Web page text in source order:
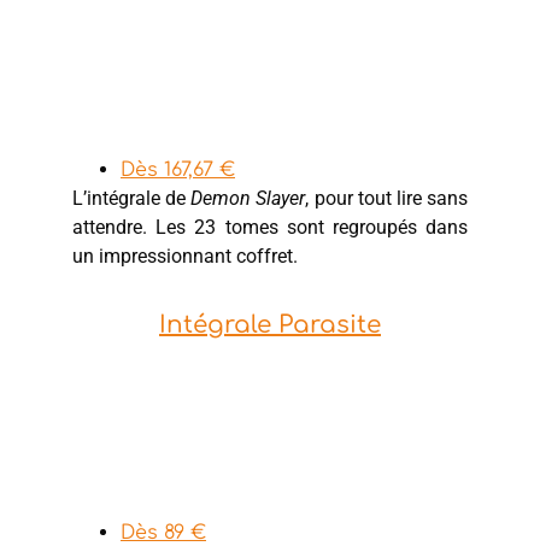
Dès 167,67 €
L’intégrale deDemon Slayer, pour tout lire sans
attendre. Les 23 tomes sont regroupés dans
un impressionnant coffret.
Intégrale Parasite
Dès 89 €